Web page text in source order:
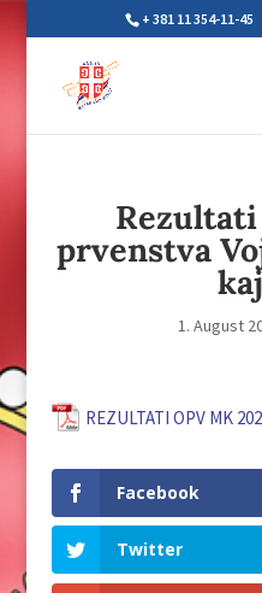
+ 381 11 354-11-45
prvenstva
1. August
REZULTATI OPV MK
Facebook
Twitter